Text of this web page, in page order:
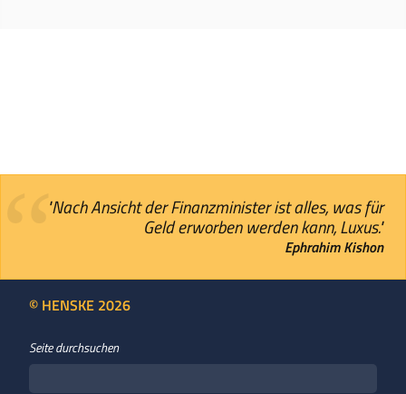
"Nach Ansicht der Finanzminister ist alles, was für
Geld erworben werden kann, Luxus."
Ephrahim Kishon
Seite durchsuchen
© HENSKE 2026